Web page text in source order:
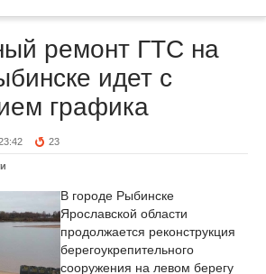
ремонт ГТС на
идет с
графика
23
В городе Рыбинске
Ярославской области
продолжается реконструкция
берегоукрепительного
сооружения на левом берегу